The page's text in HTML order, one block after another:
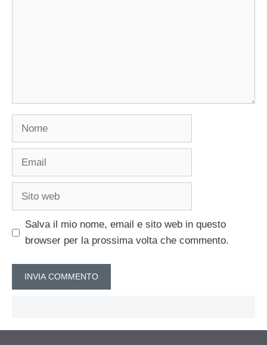
Nome
Email
Sito
Salva il mio nome, email e sito web in questo
browser per la prossima volta che commento.